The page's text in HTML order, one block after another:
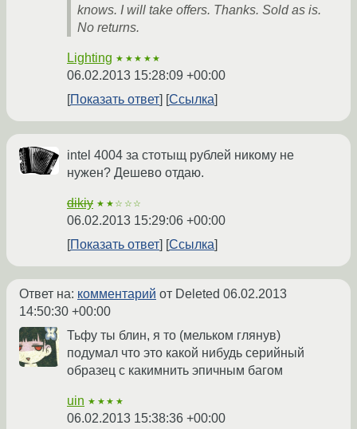
knows. I will take offers. Thanks. Sold as is.
No returns.
Lighting ★★★★★
06.02.2013 15:28:09 +00:00
Показать ответ
Ссылка
intel 4004 за стотыщ рублей никому не
нужен? Дешево отдаю.
dikiy ★★☆☆☆
06.02.2013 15:29:06 +00:00
Показать ответ
Ссылка
Ответ на: комментарий от Deleted 06.02.2013
14:50:30 +00:00
Тьфу ты блин, я то (мельком глянув)
подумал что это какой нибудь серийный
образец с какимнить эпичным багом
uin ★★★★
06.02.2013 15:38:36 +00:00